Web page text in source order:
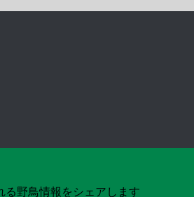
野鳥情報をシェアします